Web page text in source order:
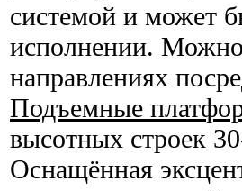
системой и может
исполнении.
направлениях
Подъемные
высотных строек
Оснащённая